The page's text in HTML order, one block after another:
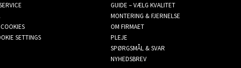
SETTINGS
GUIDE – VÆLG KVALITET
MONTERING & FJERNELSE
OM FIRMAET
PLEJE
SPØRGSMÅL & SVAR
NYHEDSBREV